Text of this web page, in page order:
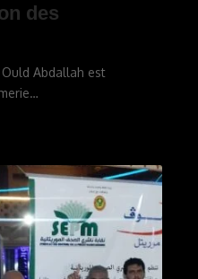
des
Abdallah est
…